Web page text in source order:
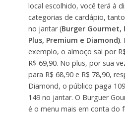
local escolhido, você terá à
categorias de cardápio,
no jantar (Burger Gourmet,
Plus, Premium e Diamond).
exemplo, o almoço sai por
R$ 69,90. No plus, por sua
para R$ 68,90 e R$ 78,90,
Diamond, o público paga
149 no jantar. O Burguer
é o menu mais em conta do